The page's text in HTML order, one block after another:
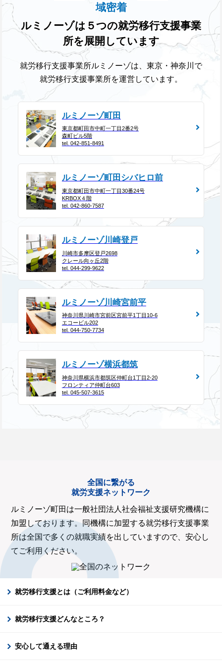
域密着
ルミノーゾは５つの就労移行支援事業
所を展開しています
就労移行支援事業所ルミノーゾは、東京・神奈川で
就労移行支援事業所を運営しています。
ルミノーゾ町田
東京都町田市中町一丁目2番2号
森町ビル5階
tel. 042-851-8491
ルミノーゾ町田シバヒロ前
東京都町田市中町一丁目30番24号
KRBOX４階
tel. 042-860-7587
ルミノーゾ川崎登戸
川崎市多摩区登戸2698
クレール向ヶ丘2階
tel. 044-299-9622
ルミノーゾ川崎宮前平
神奈川県川崎市宮前区宮前平1丁目10-6
エコービル202
tel. 044-750-7734
ルミノーゾ横浜都筑
神奈川県横浜市都筑区仲町台1丁目2-20
フロンティア仲町台603
tel. 045-507-3615
全国に繋がる
就労支援ネットワーク
ルミノーゾ町田は一般社団法人社会福祉支援研究機構に
加盟しております。同機構に加盟する就労移行支援事業
所は全国で多くの就職実績を出していますので、安心し
てご利用ください。
就労移行支援とは（ご利用料金など）
就労移行支援どんなところ？
安心して通える理由